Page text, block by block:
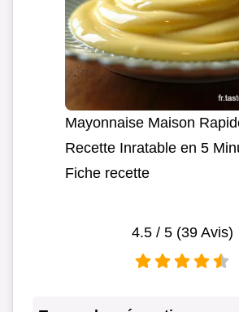
Mayonnaise Maison
Recette Inratable en 5
Fiche recette
4.5/ 5 (39Avis)